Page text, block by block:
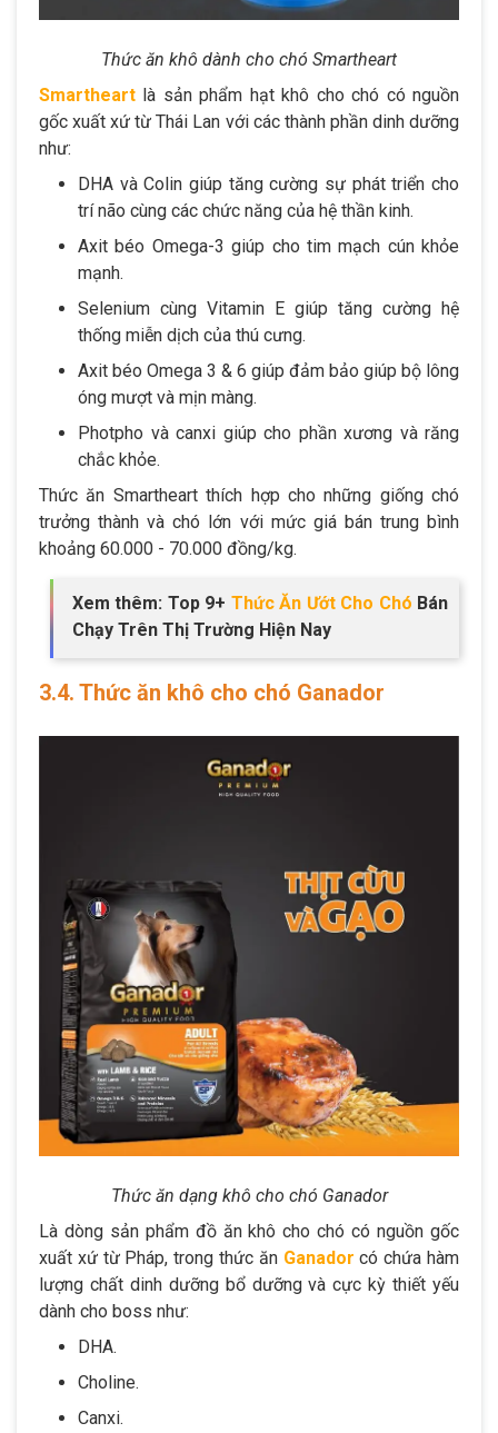
Thức ăn khô dành cho chó Smartheart
Smartheart là sản phẩm hạt khô cho chó có nguồn
gốc xuất xứ từ Thái Lan với các thành phần dinh dưỡng
như:
DHA và Colin giúp tăng cường sự phát triển cho
trí não cùng các chức năng của hệ thần kinh.
Axit béo Omega-3 giúp cho tim mạch cún khỏe
mạnh.
Selenium cùng Vitamin E giúp tăng cường hệ
thống miễn dịch của thú cưng.
Axit béo Omega 3 & 6 giúp đảm bảo giúp bộ lông
óng mượt và mịn màng.
Photpho và canxi giúp cho phần xương và răng
chắc khỏe.
Thức ăn Smartheart thích hợp cho những giống chó
trưởng thành và chó lớn với mức giá bán trung bình
khoảng 60.000 - 70.000 đồng/kg.
Xem thêm: Top 9+ Thức Ăn Ướt Cho Chó Bán
Chạy Trên Thị Trường Hiện Nay
3.4. Thức ăn khô cho chó Ganador
Thức ăn dạng khô cho chó Ganador
Là dòng sản phẩm đồ ăn khô cho chó có nguồn gốc
xuất xứ từ Pháp, trong thức ăn Ganador có chứa hàm
lượng chất dinh dưỡng bổ dưỡng và cực kỳ thiết yếu
dành cho boss như:
DHA.
Choline.
Canxi.